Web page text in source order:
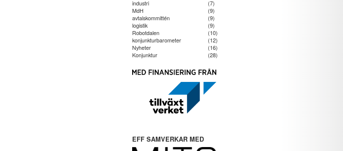
industri
(7)
MdH
(9)
avtalskommittén
(9)
logistik
(9)
Robotdalen
(10)
konjunkturbarometer
(12)
Nyheter
(16)
Konjunktur
(28)
EFF SAMVERKAR MED